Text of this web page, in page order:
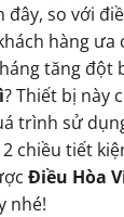
so với
hàng ưa
tăng đột
? Thiết bị này
trình sử
chiều tiết
Điều Hòa
nhé!